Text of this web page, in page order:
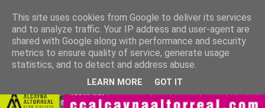
This site uses cookies from Google to deliver its services
and to analyze traffic. Your IP address and user-agent are
shared with Google along with performance and security
metrics to ensure quality of service, generate usage
statistics, and to detect and address abuse.
LEARN MORE GOT IT